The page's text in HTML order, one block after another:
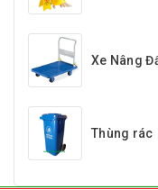
Xe Nâng
Thùng rác